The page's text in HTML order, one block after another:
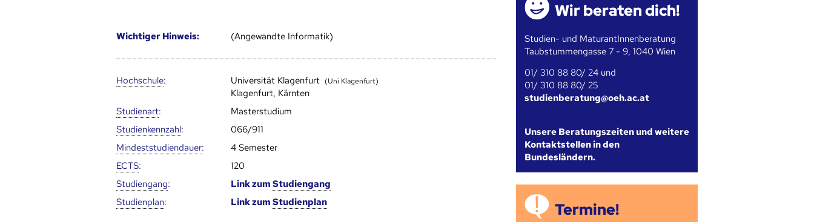
Wich­ti­ger Hin­weis: (Angewandte Informatik)
Hoch­schule: Universität Klagenfurt (Uni Klagenfurt)
Klagenfurt, Kärnten
Studienart:
Masterstudium
Studien­kenn­zahl:
066/911
Mindest­studien­dauer:
4 Semester
ECTS:
120
Studien­gang: Link zum Studien­gang
Studien­plan: Link zum Studien­plan
Wir beraten dich!
Studien- und MaturantInnenberatung
Taubstummengasse 7 - 9, 1040 Wien
01/ 310 88 80/ 24 und
01/ 310 88 80/ 25
studienberatung@oeh.ac.at
Unsere Beratungszeiten und weitere
Kontaktstellen in den
Bundesländern.
Termine!